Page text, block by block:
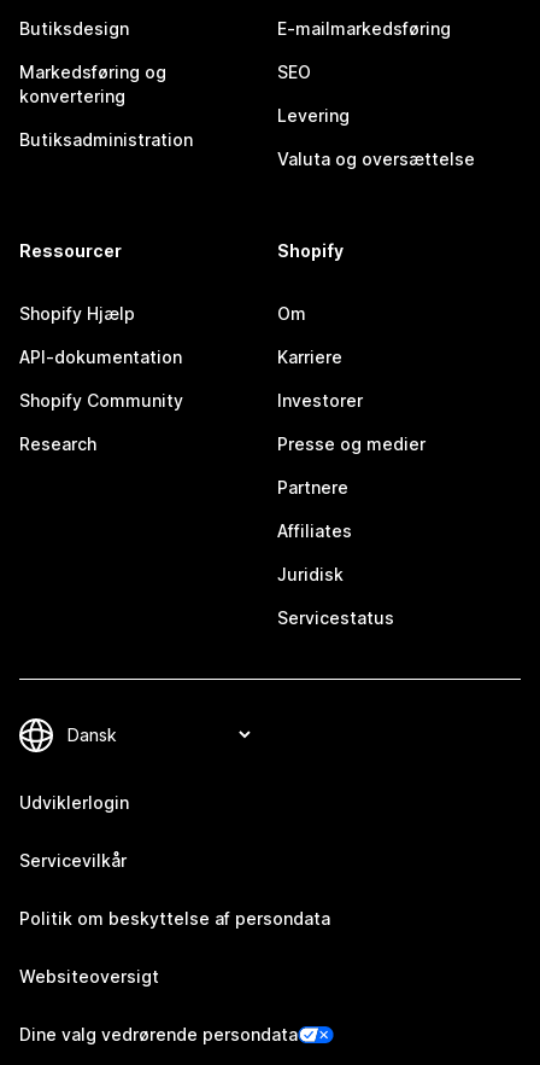
Butiksdesign
Markedsføring og
konvertering
Butiksadministration
E-mailmarkedsføring
SEO
Levering
Valuta og oversættelse
Ressourcer
Shopify Hjælp
API-dokumentation
Shopify Community
Research
Shopify
Om
Karriere
Investorer
Presse og medier
Partnere
Affiliates
Juridisk
Servicestatus
Udviklerlogin
Servicevilkår
Politik om beskyttelse af persondata
Websiteoversigt
Dine valg vedrørende persondata